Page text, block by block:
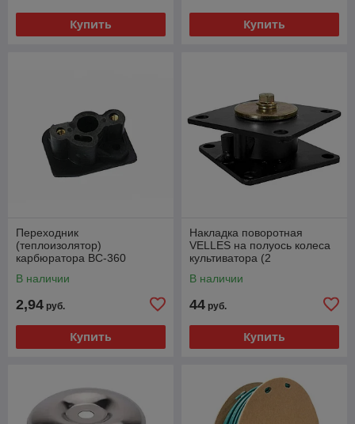
Купить Купить
Переходник
(теплоизолятор)
карбюратора ВС-360
В наличии
2,94 руб.
Купить
Накладка поворотная
VELLES на полуось колеса
культиватора (2
В наличии
44 руб.
Купить